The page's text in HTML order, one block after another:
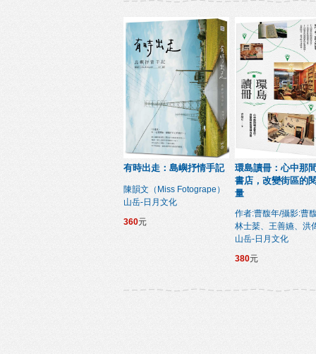
有時出走：島嶼抒情手記
陳韻文（Miss Fotogrape）
山岳-日月文化
360元
環島讀冊：心中那
書店，改變街區的
量
作者:曹馥年/攝影:曹
林士棻、王善嬿、洪
山岳-日月文化
380元